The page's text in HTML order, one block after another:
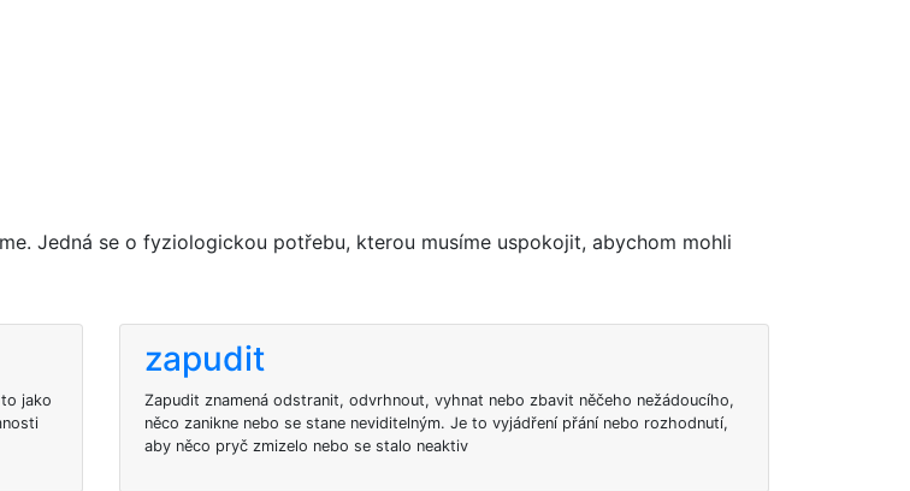
Jedná se o fyziologickou potřebu, kterou musíme uspokojit, abychom mohli
jako
zapudit
Zapudit znamená odstranit, odvrhnout, vyhnat nebo zbavit něčeho nežádoucího,
něco zanikne nebo se stane neviditelným. Je to vyjádření přání nebo rozhodnutí,
aby něco pryč zmizelo nebo se stalo neaktiv